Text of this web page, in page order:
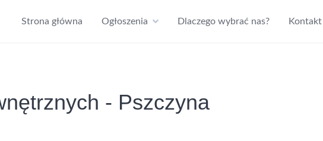
Strona główna Ogłoszenia Dlaczego wybrać nas? Kontakt
- Pszczyna